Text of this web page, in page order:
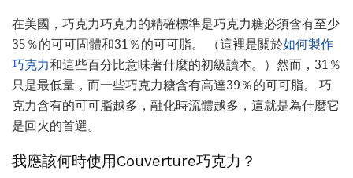
在美國，巧克力巧克力的精確標準是巧克力糖必須含有至少
35％的可可固體和31％的可可脂。 （這裡是關於如何製作
巧克力和這些百分比意味著什麼的初級讀本。）然而，31％
只是最低量，而一些巧克力糖含有高達39％的可可脂。 巧
克力含有的可可脂越多，融化時流體越多，這就是為什麼它
是回火的首選。
我應該何時使用Couverture巧克力？